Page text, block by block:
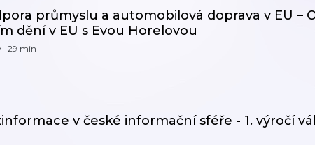
průmyslu a automobilová doprava v EU –
dění v EU s Evou Horelovou
29 min
v české informační sféře - 1. výročí